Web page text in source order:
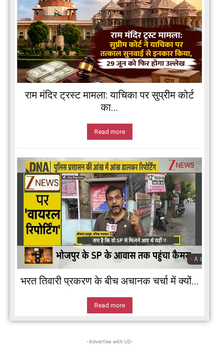
राम मंदिर ट्रस्ट मामला: याचिका पर सुप्रीम कोर्ट
का...
Read more
भरत तिवारी प्रकरण के बीच अचानक चर्चा में क्यों...
Read more
-Advertise with US-